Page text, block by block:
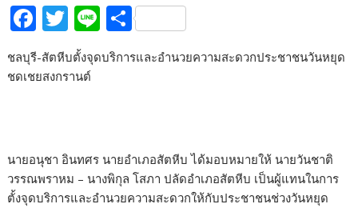
F
ac
e
k
T
w
itt
Li
n
e
S
ar
ชลบุรี-สัตหีบตั้งจุดบริการและอำนวยความสะดวกประชาชนวันหยุด
ชดเชยสงกรานต์
นายอนุชา อินทศร นายอำเภอสัตหีบ ได้มอบหมายให้ นายวันชาติ
วรรณพราหม – นางพิกุล โสภา ปลัดอำเภอสัตหีบ เป็นผู้แทนในการ
ตั้งจุดบริการและอำนวยความสะดวกให้กับประชาชนช่วงวันหยุด